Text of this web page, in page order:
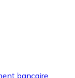
bancaire